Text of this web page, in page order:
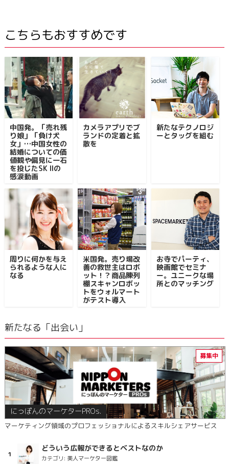
こちらもおすすめです
中国発。「売れ残
り娘」「負け犬
女」…中国女性の
結婚についての価
値観や偏見に一石
を投じたSK IIの
感涙動画
カメラアプリでブ
ランドの定着と拡
散を
新たなテクノロジ
ーとタッグを組む
周りに何かを与え
られるような人に
なる
米国発。売り場改
善の救世主はロボ
ット！？商品陳列
棚スキャンロボッ
トをウォルマート
がテスト導入
お寺でパーティ､
映画館でセミナ
ー。ユニークな場
所とのマッチング
新たなる「出会い」
にっぽんのマーケターPROs.
マーケティング領域のプロフェッショナルによるスキルシェアサービス
どういう広報ができるとベストなのか
カテゴリ: 美人マーケター図鑑